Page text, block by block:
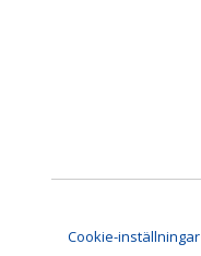
Cookie-inställningar